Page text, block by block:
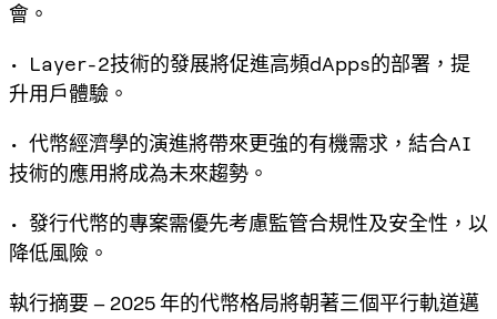
會。
• Layer-2技術的發展將促進高頻dApps的部署，提
升用戶體驗。
• 代幣經濟學的演進將帶來更強的有機需求，結合AI
技術的應用將成為未來趨勢。
• 發行代幣的專案需優先考慮監管合規性及安全性，以
降低風險。
執行摘要 – 2025 年的代幣格局將朝著三個平行軌道邁